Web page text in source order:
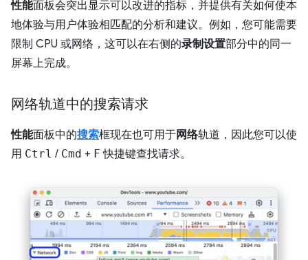
性能面板会突出显示可以改进的指标，并提供有关如何使本
地体验与用户体验相匹配的分析和建议。例如，您可能需要
限制 CPU 或网络，这可以在右侧的录制设置部分中的同一
屏幕上完成。
网络轨道中的搜索请求
性能面板中的搜索框现在也可用于网络轨道，因此您可以使
用 Ctrl / Cmd + F 快捷键查找请求。